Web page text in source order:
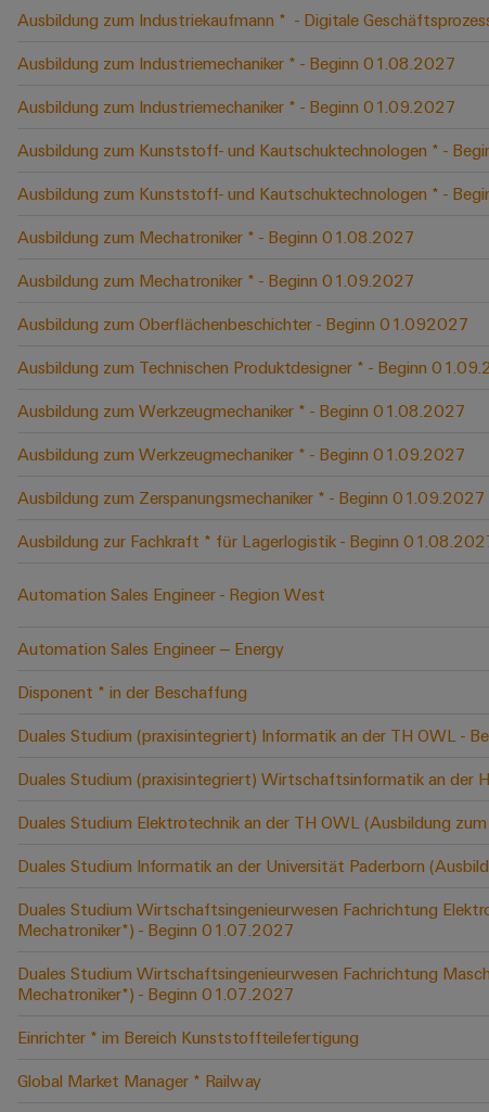
Ausbildung zum Industriekaufmann * ​ - Digitale
Ausbildung zum Industriemechaniker * - Beginn 01.08.2027
Ausbildung zum Industriemechaniker * - Beginn 01.09.2027
Ausbildung zum Kunststoff- und Kautschuktechnologen * -
Ausbildung zum Kunststoff- und Kautschuktechnologen * -
Ausbildung zum Mechatroniker * - Beginn 01.08.2027
Ausbildung zum Mechatroniker * - Beginn 01.09.2027
Ausbildung zum Oberflächenbeschichter - Beginn 01.092027
Ausbildung zum Technischen Produktdesigner * - Beginn
Ausbildung zum Werkzeugmechaniker * - Beginn 01.08.2027
Ausbildung zum Werkzeugmechaniker * - Beginn 01.09.2027
Ausbildung zum Zerspanungsmechaniker * - Beginn 01.09.2027
Ausbildung zur Fachkraft * für Lagerlogistik - Beginn
Automation Sales Engineer - Region West
Automation Sales Engineer – Energy
Disponent * in der Beschaffung
Duales Studium (praxisintegriert) Informatik an der TH OWL -
Duales Studium (praxisintegriert) Wirtschaftsinformatik an der
Duales Studium Elektrotechnik an der TH OWL (Ausbildung
Duales Studium Informatik an der Universität Paderborn
Duales Studium Wirtschaftsingenieurwesen Fachrichtung
Mechatroniker*) - Beginn 01.07.2027
Duales Studium Wirtschaftsingenieurwesen Fachrichtung
Mechatroniker*) - Beginn 01.07.2027
Einrichter * im Bereich Kunststoffteilefertigung
Global Market Manager * Railway